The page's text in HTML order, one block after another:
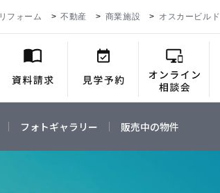
リフォーム 不動産 商業施設 オスカービルド
フォトギャラリー 販売中の物件